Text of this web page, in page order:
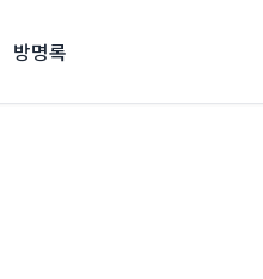
방명록